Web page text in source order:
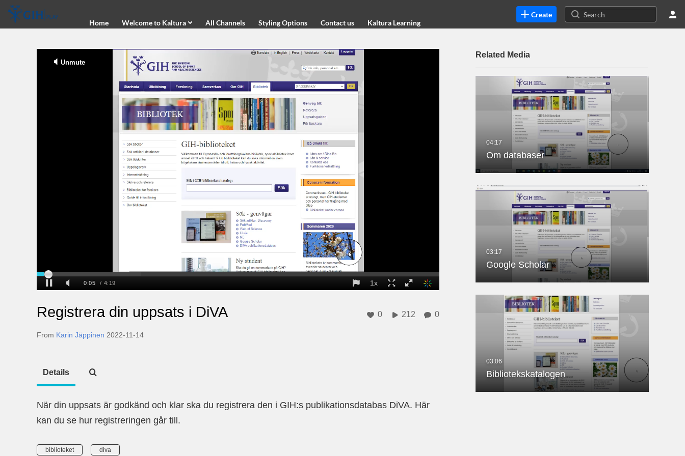
Home
Styling Options
Contact us
Kaltura Learning
Home Welcome to Kaltura All Channels Styling Options Contact us Kaltura Learning
Create
Registrera din uppsats i DiVA
From Karin Jäppinen 2022-11-14
0 212 0
Related Media
Om databaser
Google Scholar
Bibliotekskatalogen
Details
När din uppsats är godkänd och klar ska du registrera den i GIH:s publikationsdatabas DiVA. Här
kan du se hur registreringen går till.
biblioteket diva